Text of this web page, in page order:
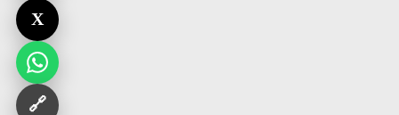
X
🔗